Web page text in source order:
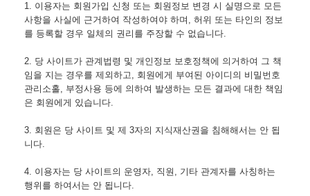
1. 이용자는 회원가입 신청 또는 회원정보 변경 시 실명으로 모든
사항을 사실에 근거하여 작성하여야 하며, 허위 또는 타인의 정보
를 등록할 경우 일체의 권리를 주장할 수 없습니다.
2. 당 사이트가 관계법령 및 개인정보 보호정책에 의거하여 그 책
임을 지는 경우를 제외하고, 회원에게 부여된 아이디의 비밀번호
관리소홀, 부정사용 등에 의하여 발생하는 모든 결과에 대한 책임
은 회원에게 있습니다.
3. 회원은 당 사이트 및 제 3자의 지식재산권을 침해해서는 안 됩
니다.
4. 이용자는 당 사이트의 운영자, 직원, 기타 관계자를 사칭하는
행위를 하여서는 안 됩니다.